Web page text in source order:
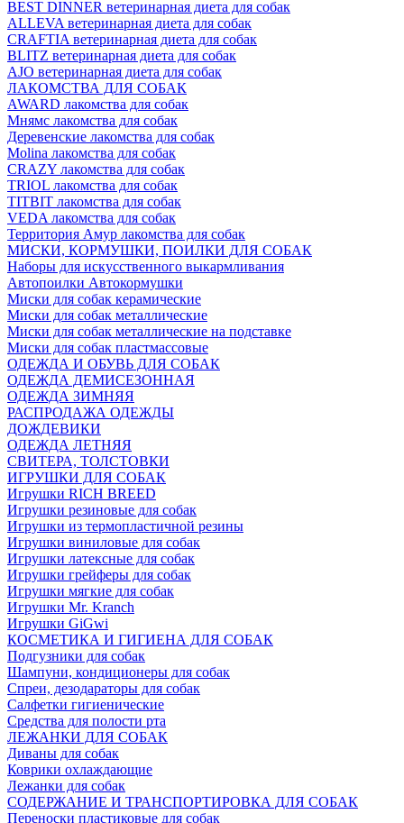
BEST DINNER ветеринарная диета для собак
ALLEVA ветеринарная диета для собак
CRAFTIA ветеринарная диета для собак
BLITZ ветеринарная диета для собак
AJO ветеринарная диета для собак
ЛАКОМСТВА ДЛЯ СОБАК
AWARD лакомства для собак
Мнямс лакомства для собак
Деревенские лакомства для собак
Molina лакомства для собак
CRAZY лакомства для собак
TRIOL лакомства для собак
TITBIT лакомства для собак
VEDA лакомства для собак
Территория Амур лакомства для собак
МИСКИ, КОРМУШКИ, ПОИЛКИ ДЛЯ СОБАК
Наборы для искусственного выкармливания
Автопоилки Автокормушки
Миски для собак керамические
Миски для собак металлические
Миски для собак металлические на подставке
Миски для собак пластмассовые
ОДЕЖДА И ОБУВЬ ДЛЯ СОБАК
ОДЕЖДА ДЕМИСЕЗОННАЯ
ОДЕЖДА ЗИМНЯЯ
РАСПРОДАЖА ОДЕЖДЫ
ДОЖДЕВИКИ
ОДЕЖДА ЛЕТНЯЯ
СВИТЕРА, ТОЛСТОВКИ
ИГРУШКИ ДЛЯ СОБАК
Игрушки RICH BREED
Игрушки резиновые для собак
Игрушки из термопластичной резины
Игрушки виниловые для собак
Игрушки латексные для собак
Игрушки грейферы для собак
Игрушки мягкие для собак
Игрушки Mr. Kranch
Игрушки GiGwi
КОСМЕТИКА И ГИГИЕНА ДЛЯ СОБАК
Подгузники для собак
Шампуни, кондиционеры для собак
Спреи, дезодараторы для собак
Салфетки гигиенические
Средства для полости рта
ЛЕЖАНКИ ДЛЯ СОБАК
Диваны для собак
Коврики охлаждающие
Лежанки для собак
СОДЕРЖАНИЕ И ТРАНСПОРТИРОВКА ДЛЯ СОБАК
Переноски пластиковые для собак